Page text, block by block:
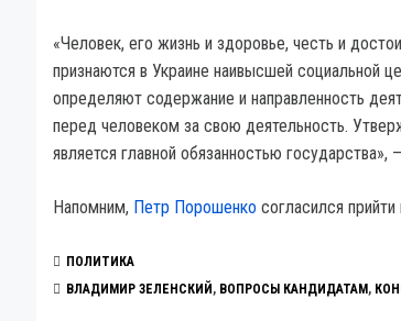
«Человек, его жизнь и здоровье, честь и
признаются в Украине наивысшей социальной
определяют содержание и направленность
перед человеком за свою деятельность.
является главной обязанностью
Напомним, Петр Порошенко согласился
ПОЛИТИКА
ВЛАДИМИР ЗЕЛЕНСКИЙ , ВОПРОСЫ КАНДИДАТАМ ,